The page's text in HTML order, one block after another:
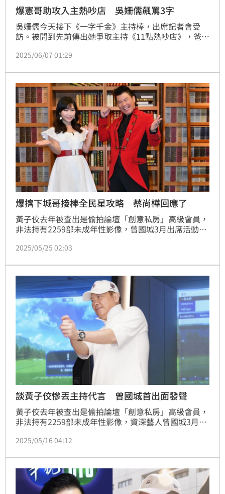
爆憲哥助攻入主熱吵店 吳姍儒飆罵3字
吳姍儒今天接下《一字千金》主持棒，出席記者會受
訪。被問到先前傳出她爭取主持《11點熱吵店》，爸爸
是假新聞，大家都覺得他好像隻手遮天欸。」蔡維歆
2025/06/07 01:29
爆擠下城哥接棒全民星攻略 蔡尚樺回應了
黃子佼去年被查出是偷拍論壇「創意私房」高級會員，
非法持有2259部未成年性影像，曾國城3月出席活動時
緊急致歉，仍遭生技品牌芳茲終止代言合作，並丟了節
國城擠下，成為《全民星攻略》的主持人，引發熱議。
2025/05/25 02:03
談黃子佼慘丟主持代言 曾國城首出面發聲
黃子佼去年被查出是偷拍論壇「創意私房」高級會員，
非法持有2259部未成年性影像，資深藝人曾國城3月出
然曾國城事後緊急致歉，仍遭生技品牌芳茲終止代言合
月，曾國城首度公開出席活動回應了。蔡維歆
2025/05/16 04:12